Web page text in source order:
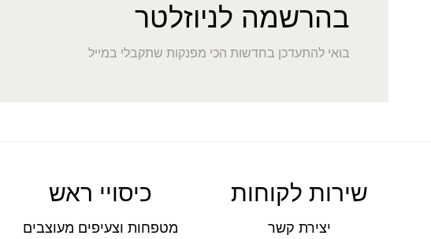
בהרשמה לניוזלטר
בואי להתעדכן בחדשות הכי מפנקות שתקבלי במייל
שירות לקוחות
יצירת קשר
כיסויי ראש
מטפחות וצעיפים מעוצבים